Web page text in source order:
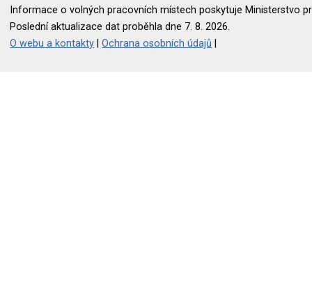
Informace o volných pracovních místech poskytuje Ministerstvo
Poslední aktualizace dat proběhla dne 7. 8. 2026.
O webu a kontakty |Ochrana osobních údajů